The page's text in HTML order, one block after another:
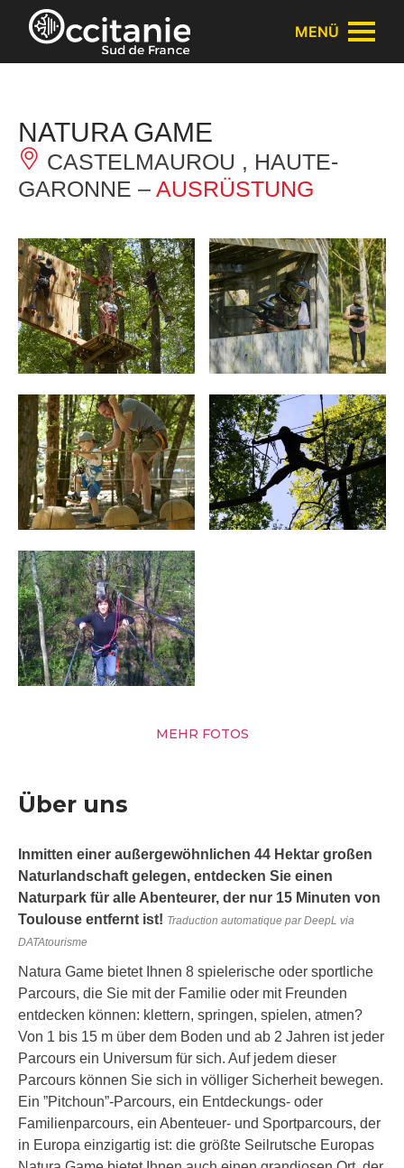
Cookie-Einstellungen
MENÜ
NATURA GAME
CASTELMAUROU , HAUTE-
GARONNE – AUSRÜSTUNG
MEHR FOTOS
Über uns
Inmitten einer außergewöhnlichen 44 Hektar großen
Naturlandschaft gelegen, entdecken Sie einen
Naturpark für alle Abenteurer, der nur 15 Minuten von
Toulouse entfernt ist! Traduction automatique par DeepL via
DATAtourisme
Natura Game bietet Ihnen 8 spielerische oder sportliche
Parcours, die Sie mit der Familie oder mit Freunden
entdecken können: klettern, springen, spielen, atmen?
Von 1 bis 15 m über dem Boden und ab 2 Jahren ist jeder
Parcours ein Universum für sich. Auf jedem dieser
Parcours können Sie sich in völliger Sicherheit bewegen.
Ein ”Pitchoun”-Parcours, ein Entdeckungs- oder
Familienparcours, ein Abenteuer- und Sportparcours, der
in Europa einzigartig ist: die größte Seilrutsche Europas